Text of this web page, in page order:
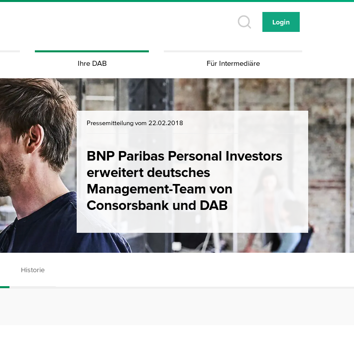
Login
Ihre DAB Für Intermediäre
Pressemitteilung vom 22.02.2018
BNP Paribas Personal Investors
erweitert deutsches
Management-Team von
Consorsbank und DAB
Historie